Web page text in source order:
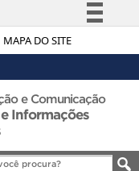
MAPA DO SITE
Simplifique!
à informação
Canais
e Comunicação
Informações